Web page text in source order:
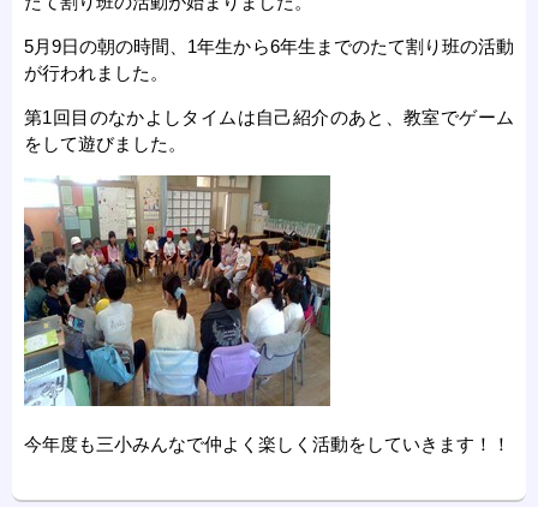
5月9日の朝の時間、1年生から6年生までのたて割り班の活動
が行われました。
第1回目のなかよしタイムは自己紹介のあと、教室でゲーム
をして遊びました。
今年度も三小みんなで仲よく楽しく活動をしていきます！！